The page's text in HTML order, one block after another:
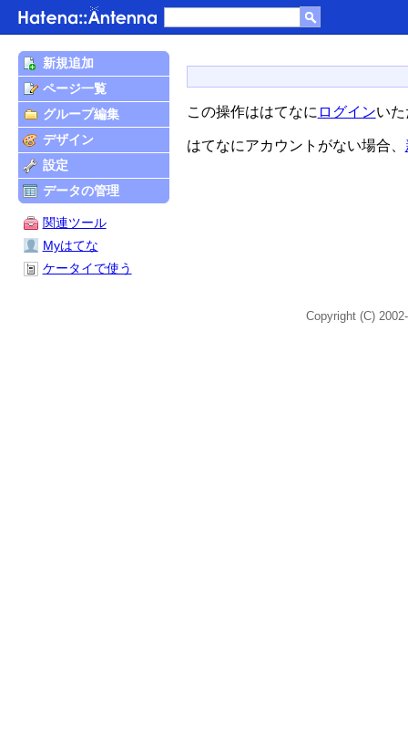
この操作ははてなに ログインい
はてなにアカウントがない場合、
新規追加
ページ一覧
グループ編集
デザイン
設定
データの管理
関連ツール
Myはてな
ケータイで使う
Copyright (C)